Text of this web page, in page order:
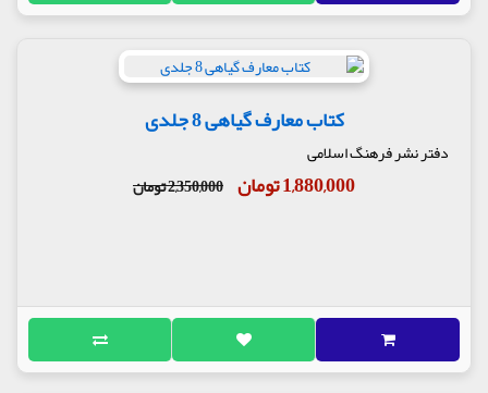
کتاب معارف گیاهی 8 جلدی
دفتر نشر فرهنگ اسلامی
1,880,000 تومان 2,350,000 تومان